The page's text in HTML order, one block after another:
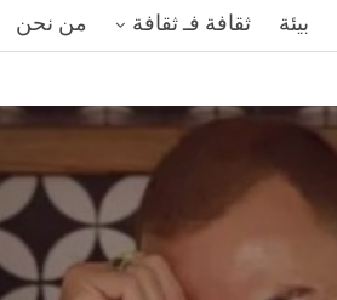
بيئة ثقافة فـ ثقافة
من نحن